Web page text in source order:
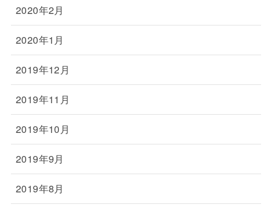
2020年2月
2020年1月
2019年12月
2019年11月
2019年10月
2019年9月
2019年8月